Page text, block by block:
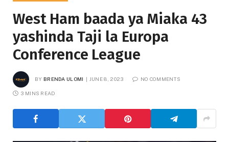
West Ham baada ya Miaka 43
yashinda Taji la Europa
Conference League
BY BRENDA ULOMI JUNE 8, 2023 NO COMMENTS
3 MINS READ